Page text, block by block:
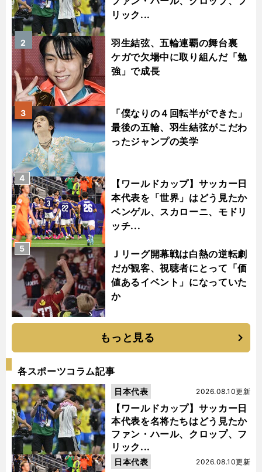
リック...
羽生結弦、五輪連覇の舞台裏
ケガで欠場中に取り組んだ「勉
強」で成長
2
「僕なりの４回転半ができた」
最後の五輪、羽生結弦がこだわ
ったジャンプの美学
3
【ワールドカップ】サッカー日
本代表を「世界」はどう見たか
ベンゲル、スカローニ、モドリ
ッチ...
4
Ｊリーグ開幕戦は白熱の逆転劇
だが観客、視聴者にとって「価
値あるイベント」になっていた
か
5
もっと見る
各スポーツコラム記事
【ワールドカップ】サッカー日
本代表を名将たちはどう見たか
ファン・ハール、クロップ、フ
リック...
2026.08.10更新
日本代表
2026.08.10更新
日本代表